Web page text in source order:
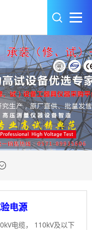
电源
电缆， 110kV及以下